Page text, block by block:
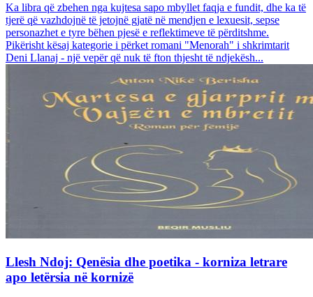
Ka libra që zbehen nga kujtesa sapo mbyllet faqja e fundit, dhe ka të
tjerë që vazhdojnë të jetojnë gjatë në mendjen e lexuesit, sepse
personazhet e tyre bëhen pjesë e reflektimeve të përditshme.
Pikërisht kësaj kategorie i përket romani "Menorah" i shkrimtarit
Deni Llanaj - një vepër që nuk të fton thjesht të ndjekësh...
Llesh Ndoj: Qenësia dhe poetika - korniza letrare
apo letërsia në kornizë